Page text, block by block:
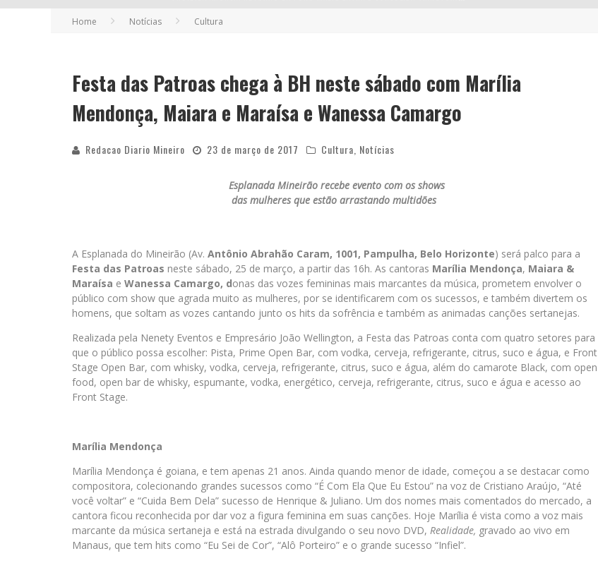
Home Notícias Cultura
Festa das Patroas chega à BH neste sábado com Marília
Mendonça, Maiara e Maraísa e Wanessa Camargo
Redacao Diario Mineiro 23 de março de 2017 Cultura Notícias
Esplanada Mineirão recebe evento com os shows
das mulheres que estão arrastando multidões
A Esplanada do Mineirão (Av. Antônio Abrahão Caram, 1001, Pampulha, Belo Horizonte) será palco para a
Festa das Patroas neste sábado, 25 de março, a partir das 16h. As cantoras Marília Mendonça, Maiara &
Maraísa e Wanessa Camargo, donas das vozes femininas mais marcantes da música, prometem envolver o
público com show que agrada muito as mulheres, por se identificarem com os sucessos, e também divertem os
homens, que soltam as vozes cantando junto os hits da sofrência e também as animadas canções sertanejas.
Realizada pela Nenety Eventos e Empresário João Wellington, a Festa das Patroas conta com quatro setores para
que o público possa escolher: Pista, Prime Open Bar, com vodka, cerveja, refrigerante, citrus, suco e água, e Front
Stage Open Bar, com whisky, vodka, cerveja, refrigerante, citrus, suco e água, além do camarote Black, com open
food, open bar de whisky, espumante, vodka, energético, cerveja, refrigerante, citrus, suco e água e acesso ao
Front Stage.
Marília Mendonça
Marília Mendonça é goiana, e tem apenas 21 anos. Ainda quando menor de idade, começou a se destacar como
compositora, colecionando grandes sucessos como “É Com Ela Que Eu Estou” na voz de Cristiano Araújo, “Até
você voltar” e “Cuida Bem Dela” sucesso de Henrique & Juliano. Um dos nomes mais comentados do mercado, a
cantora ficou reconhecida por dar voz a figura feminina em suas canções. Hoje Marília é vista como a voz mais
marcante da música sertaneja e está na estrada divulgando o seu novo DVD, Realidade, gravado ao vivo em
Manaus, que tem hits como “Eu Sei de Cor”, “Alô Porteiro” e o grande sucesso “Infiel”.